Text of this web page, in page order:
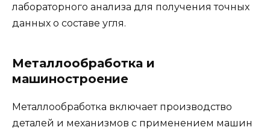
лабораторного анализа для получения точных
данных о составе угля.
Металлообработка и
машиностроение
Металлообработка включает производство
деталей и механизмов с применением машин